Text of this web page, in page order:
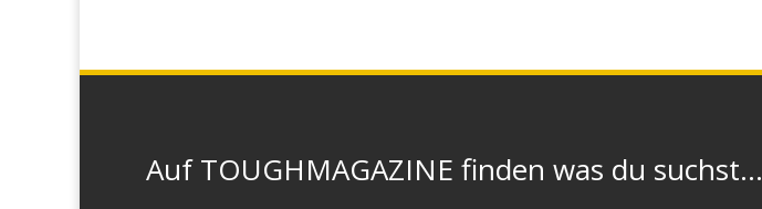
Auf TOUGHMAGAZINE finden was du suchst...